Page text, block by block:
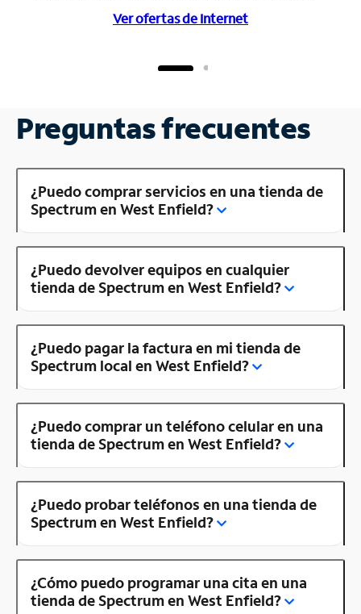
Ver ofertas de Internet
Preguntas frecuentes
¿Puedo comprar servicios en una tienda de
Spectrum en West Enfield?
¿Puedo devolver equipos en cualquier
tienda de Spectrum en West Enfield?
¿Puedo pagar la factura en mi tienda de
Spectrum local en West Enfield?
¿Puedo comprar un teléfono celular en una
tienda de Spectrum en West Enfield?
¿Puedo probar teléfonos en una tienda de
Spectrum en West Enfield?
¿Cómo puedo programar una cita en una
tienda de Spectrum en West Enfield?